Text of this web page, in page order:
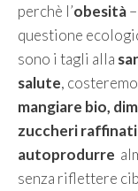
perchè l’obesità
questione
sono i tagli alla
salute,
mangiare bio,
zuccheri raffinati
autoprodurre
senza riflettere